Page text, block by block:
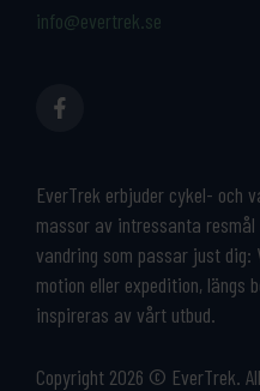
info@evertrek.se
EverTrek erbjuder cykel- och
massor av intressanta
vandring som passar just dig:
motion eller expedition, längs
inspireras av vårt utbud.
Copyright 2026 © EverTrek.